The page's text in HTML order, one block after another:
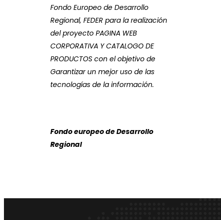
Fondo Europeo de Desarrollo
Regional, FEDER para la realización
del proyecto PAGINA WEB
CORPORATIVA Y CATALOGO DE
PRODUCTOS con el objetivo de
Garantizar un mejor uso de las
tecnologías de la información.
Fondo europeo de Desarrollo
Regional